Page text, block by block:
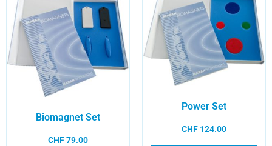
Biomagnet Set
CHF79.00
Power Set
CHF 124.00